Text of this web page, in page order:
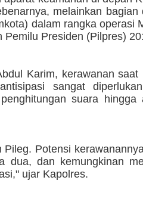
melainkan bagian
dalam rangka operasi
Presiden (Pilpres)
Karim, kerawanan saat
sangat
suara hingga
Potensi
dua, dan kemungkinan
ujar Kapolres.